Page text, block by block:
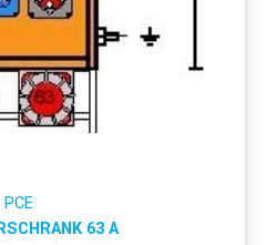
PCE
63 A